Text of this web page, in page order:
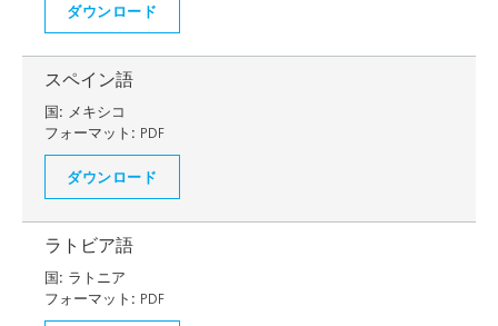
ダウンロード
スペイン語
国: メキシコ
フォーマット: PDF
ダウンロード
ラトビア語
国: ラトニア
フォーマット: PDF